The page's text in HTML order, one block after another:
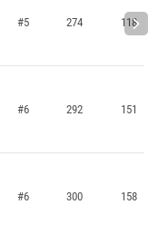
#5 274 118
#6 292 151
#6 300 158